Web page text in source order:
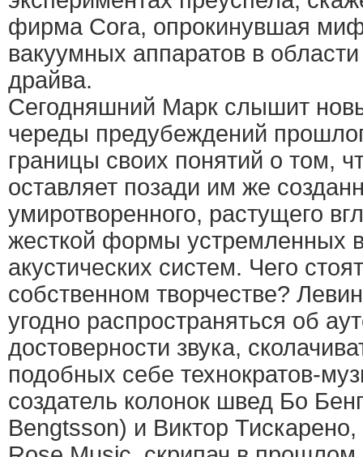
фирма Cora, опрокинувшая
вакуумных аппаратов в
драйва.
Сегодняшний Марк слышит
череды предубеждений
границы своих понятий о том,
оставляет позади им же
умиротворенного, растущего
жесткой формы устремленных
акустических систем. Чего
собственном творчестве?
угодно распространяться об
достоверности звука,
подобных себе технократов-
создатель колонок швед Бо
Bengtsson) и Виктор